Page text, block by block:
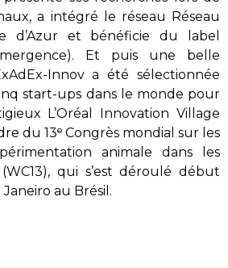
a intégré le réseau Réseau
d’Azur et bénéficie du label
Et puis une belle
Innov a été sélectionnée
start-ups dans le monde pour
L’Oréal Innovation Village
du 13ᵉ Congrès mondial sur les
animale dans les
qui s’est déroulé début
au Brésil.